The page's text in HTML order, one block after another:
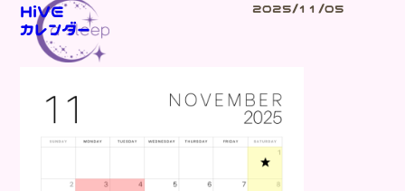
Blog -ブログ-
HiVE
カレンダー
2025/11/05